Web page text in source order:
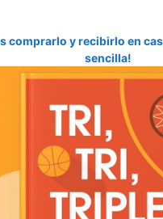
comprarlo y recibirlo en
sencilla!